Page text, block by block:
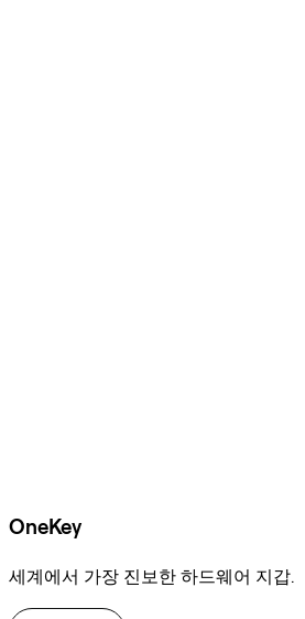
OneKey
세계에서 가장 진보한 하드웨어 지갑.